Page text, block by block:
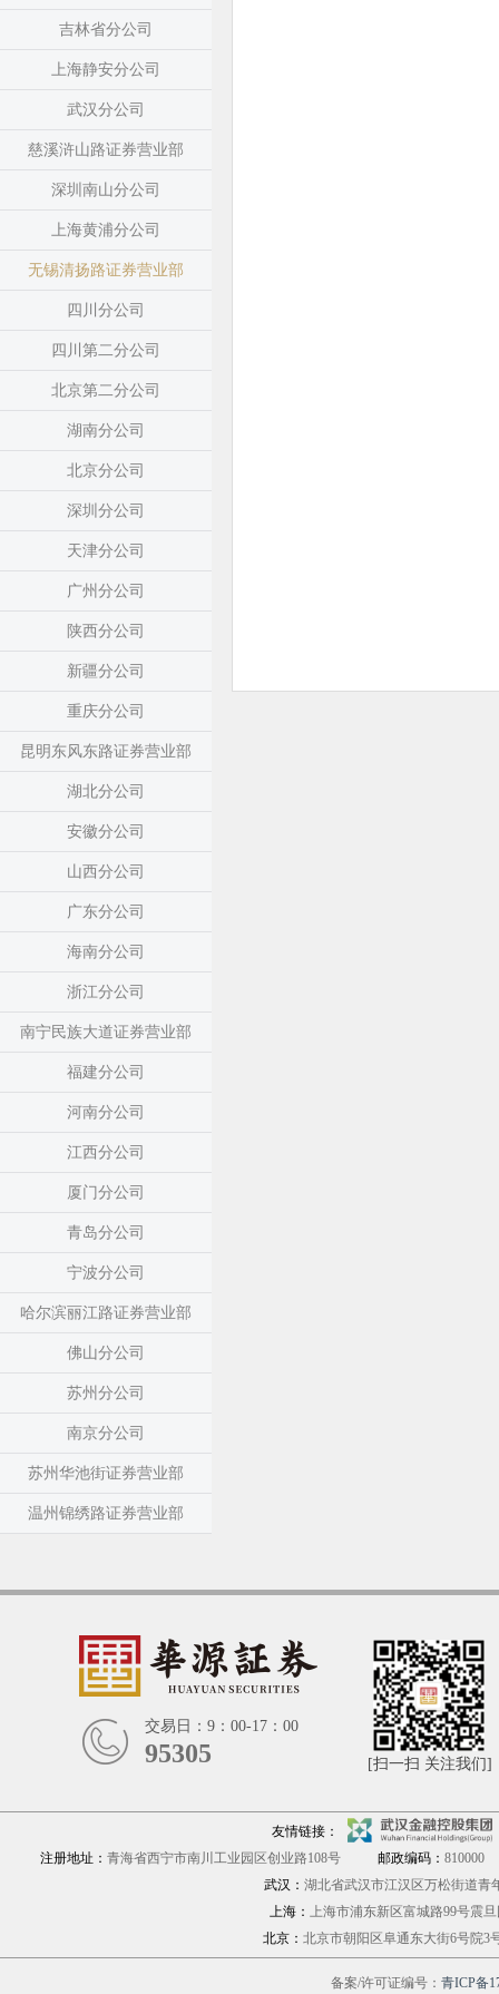
吉林省分公司
上海静安分公司
武汉分公司
慈溪浒山路证券营业部
深圳南山分公司
上海黄浦分公司
无锡清扬路证券营业部
四川分公司
四川第二分公司
北京第二分公司
湖南分公司
北京分公司
深圳分公司
天津分公司
广州分公司
陕西分公司
新疆分公司
重庆分公司
昆明东风东路证券营业部
湖北分公司
安徽分公司
山西分公司
广东分公司
海南分公司
浙江分公司
南宁民族大道证券营业部
福建分公司
河南分公司
江西分公司
厦门分公司
青岛分公司
宁波分公司
哈尔滨丽江路证券营业部
佛山分公司
苏州分公司
南京分公司
苏州华池街证券营业部
温州锦绣路证券营业部
交易日：9：00-17：00
95305 [扫一扫 关注我们]
友情链接：
注册地址：青海省西宁市南川工业园区创业路108号 邮政编码：810000
武汉：湖北省武汉市江汉区万松街道
上海： 上海市浦东新区富城路
北京： 北京市朝阳区阜通东大街6号
备案/许可证编号：青ICP备